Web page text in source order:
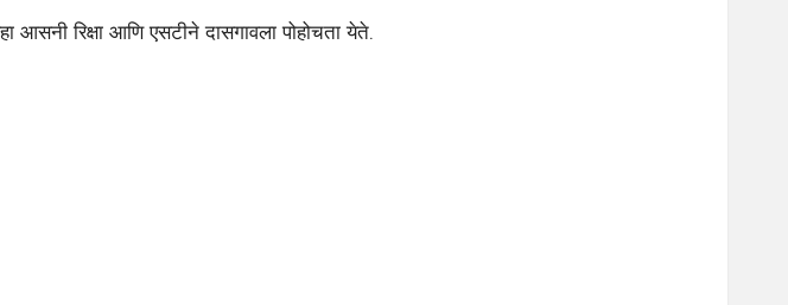
रिक्षा आणि एसटीने दासगावला पोहोचता येते.